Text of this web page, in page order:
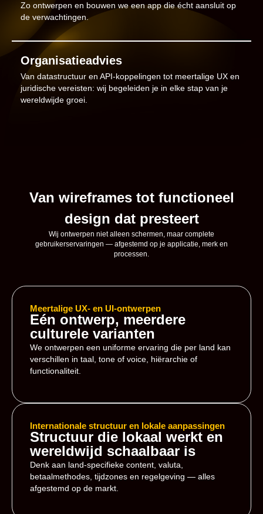
Zo ontwerpen en bouwen we een app die écht aansluit op
de verwachtingen.
Organisatieadvies
Van datastructuur en API-koppelingen tot meertalige UX en
juridische vereisten: wij begeleiden je in elke stap van je
wereldwijde groei.
Van wireframes tot functioneel
design dat presteert
Wij ontwerpen niet alleen schermen, maar complete
gebruikerservaringen — afgestemd op je applicatie, merk en
processen.
Meertalige UX- en UI-ontwerpen
Eén ontwerp, meerdere
culturele varianten
We ontwerpen een uniforme ervaring die per land kan
verschillen in taal, tone of voice, hiërarchie of
functionaliteit.
Internationale structuur en lokale aanpassingen
Structuur die lokaal werkt en
wereldwijd schaalbaar is
Denk aan land-specifieke content, valuta,
betaalmethodes, tijdzones en regelgeving — alles
afgestemd op de markt.